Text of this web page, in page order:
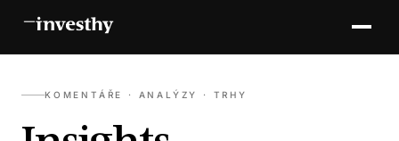
KOMENTÁŘE · ANALÝZY · TRHY